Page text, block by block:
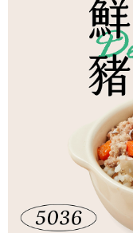
３．未成年的使用者請事
「AFTEE先享後付」，若
４．使用「AFTEE先享後
時審查核予不同之上限額
請求用戶進行身份認證。
５．嚴禁一人註冊多個帳
恩沛科技股份有限公司將